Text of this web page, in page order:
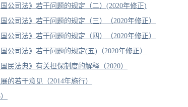
公司法》若干问题的规定（二）(2020年修正)
公司法》若干问题的规定（三）（2020年修正）
公司法》若干问题的规定（四）（2020年修正）
公司法》若干问题的规定(五)（2020年修正）
民法典》有关担保制度的解释（2020）
的若干意见（2014年施行）